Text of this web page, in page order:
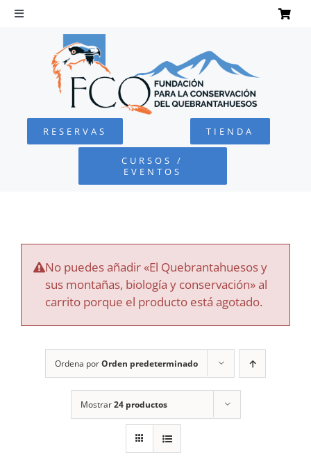
Saltar
Toggle
Navigation
QUEBRANTAHUESOS
FUNDACIÓN
COLABORA
RECURSOS
NOTICIAS
CONTACTO
RESERVAS TIENDA
CURSOS /
EVENTOS
No puedes añadir «El Quebrantahuesos y
sus montañas, biología y conservación» al
carrito porque el producto está agotado.
Ordena porOrden predeterminado
Mostrar24 productos